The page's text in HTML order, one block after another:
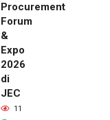
Procurement
Forum
&
Expo
2026
di
JEC
11
SMSI Eks